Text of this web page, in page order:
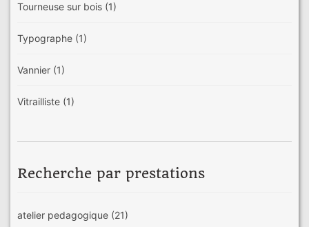
Tourneuse sur bois (1)
Typographe (1)
Vannier (1)
Vitrailliste (1)
Recherche par prestations
atelier pedagogique (21)